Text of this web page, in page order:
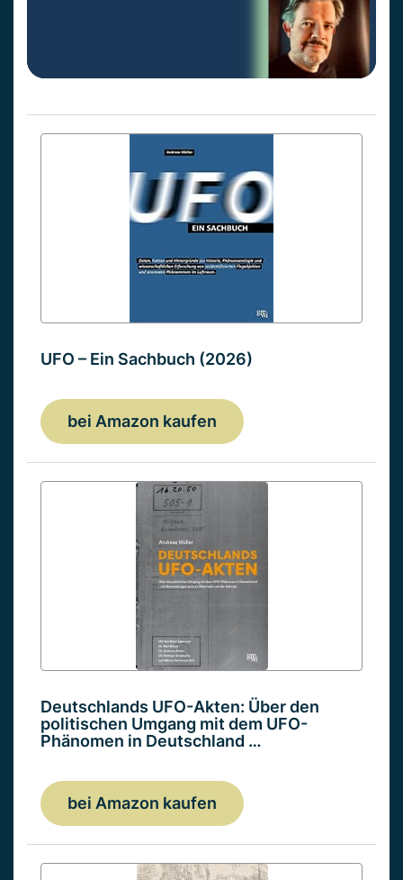
UFO – Ein Sachbuch (2026)
bei Amazon kaufen
Deutschlands UFO-Akten: Über den
politischen Umgang mit dem UFO-
Phänomen in Deutschland …
bei Amazon kaufen